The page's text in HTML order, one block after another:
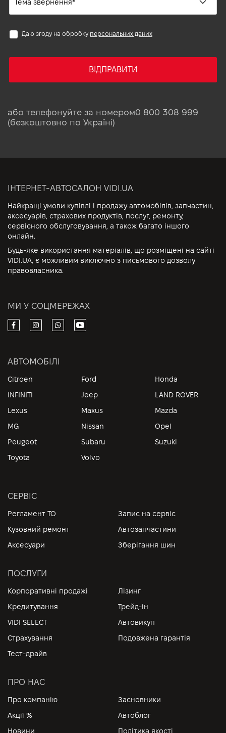
Даю згоду на обробку персональних даних
ВІДПРАВИТИ
або телефонуйте за номером0 800 308 999
(безкоштовно по Україні)
ІНТЕРНЕТ-АВТОСАЛОН VIDI.UA
Найкращі умови купівлі і продажу автомобілів, запчастин,
аксесуарів, страхових продуктів, послуг, ремонту,
сервісного обслуговування, а також багато іншого
онлайн.
Будь-яке використання матеріалів, що розміщені на сайті
VIDI.UA, є можливим виключно з письмового дозволу
правовласника.
МИ У СОЦМЕРЕЖАХ
АВТОМОБІЛІ
Citroen Ford
Honda
INFINITI
Jeep
LAND ROVER
Lexus
Maxus
Mazda
MG
Nissan
Opel
Peugeot
Subaru
Suzuki
Toyota
Volvo
СЕРВІС
Регламент ТО
Запис на сервіс
Кузовний ремонт
Автозапчастини
Аксесуари
Зберігання шин
ПОСЛУГИ
Корпоративні продажі
Лізинг
Кредитування
Трейд-ін
VIDI SELECT
Автовикуп
Страхування
Подовжена гарантія
Тест-драйв
ПРО НАС
Про компанію
Засновники
Акції %
Автоблог
Новини
Політика якості